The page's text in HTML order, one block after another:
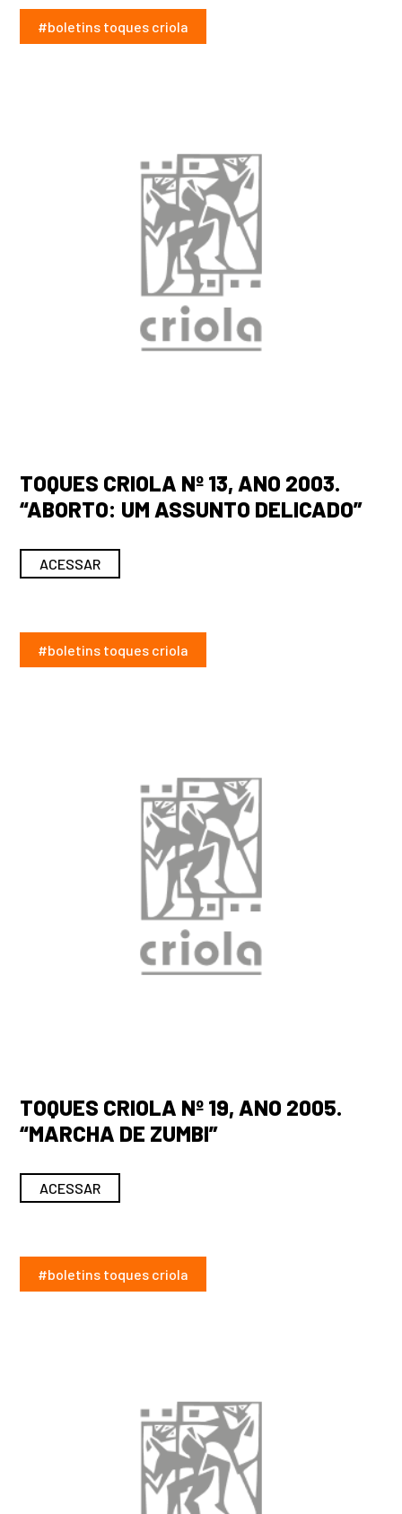
#boletins toques criola
TOQUES CRIOLA Nº 13, ANO 2003.
“ABORTO: UM ASSUNTO DELICADO”
ACESSAR
#boletins toques criola
TOQUES CRIOLA Nº 19, ANO 2005.
“MARCHA DE ZUMBI”
ACESSAR
#boletins toques criola